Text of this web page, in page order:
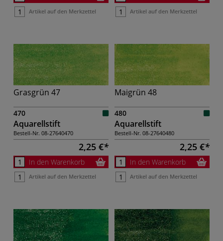
Artikel auf den Merkzettel Artikel auf den Merkzettel
Grasgrün 47
470
Aquarellstift
Bestell-Nr. 08-27640470
2,25 €
In den Warenkorb
Artikel auf den Merkzettel
Maigrün 48
480
Aquarellstift
Bestell-Nr. 08-27640480
2,25 €
In den Warenkorb
Artikel auf den Merkzettel